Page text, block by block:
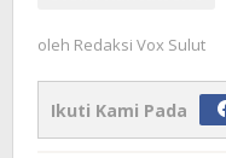
oleh Redaksi Vox Sulut
Ikuti Kami Pada